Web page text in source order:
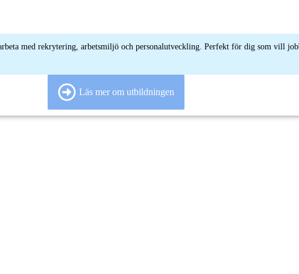
med rekrytering, arbetsmiljö och personalutveckling. Perfekt för dig som vill
Läs mer om utbildningen